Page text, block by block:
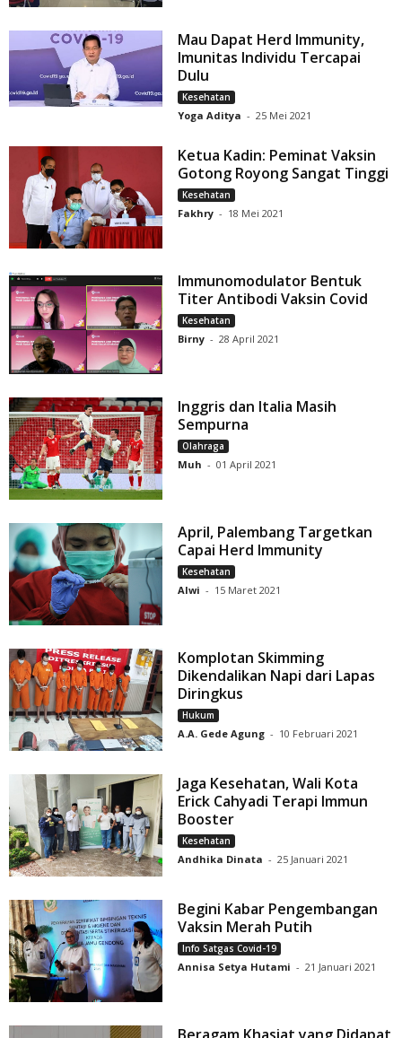
Mau Dapat Herd Immunity,
Imunitas Individu Tercapai
Dulu
Kesehatan
Yoga Aditya - 25 Mei 2021
Ketua Kadin: Peminat Vaksin
Gotong Royong Sangat Tinggi
Kesehatan
Fakhry - 18 Mei 2021
Immunomodulator Bentuk
Titer Antibodi Vaksin Covid
Kesehatan
Birny - 28 April 2021
Inggris dan Italia Masih
Sempurna
Olahraga
Muh - 01 April 2021
April, Palembang Targetkan
Capai Herd Immunity
Kesehatan
Alwi - 15 Maret 2021
Komplotan Skimming
Dikendalikan Napi dari Lapas
Diringkus
Hukum
A.A. Gede Agung - 10 Februari 2021
Jaga Kesehatan, Wali Kota
Erick Cahyadi Terapi Immun
Booster
Kesehatan
Andhika Dinata - 25 Januari 2021
Begini Kabar Pengembangan
Vaksin Merah Putih
Info Satgas Covid-19
Annisa Setya Hutami - 21 Januari 2021